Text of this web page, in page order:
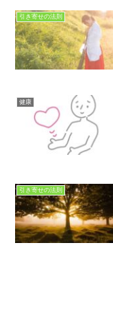
引き寄せの法則
健康
引き寄せの法則